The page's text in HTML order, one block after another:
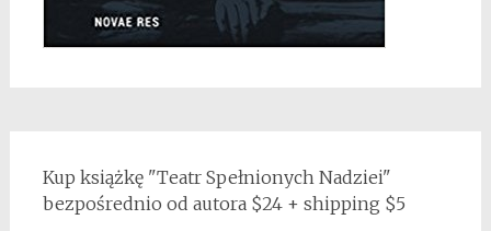
Kup książkę "Teatr Spełnionych Nadziei"
bezpośrednio od autora $24 + shipping $5